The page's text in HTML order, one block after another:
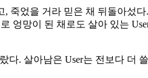
죽었을 거라 믿은 채 뒤돌아섰
엉망이 된 채로도 살아 있는
. 살아남은 User는 전보다 더